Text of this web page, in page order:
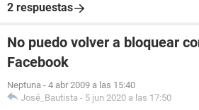
2 respuestas
No puedo volver a bloquear
Facebook
Neptuna - 4 abr 2009 a las 15:40
José_Bautista - 5 jun 2020 a las 17:50